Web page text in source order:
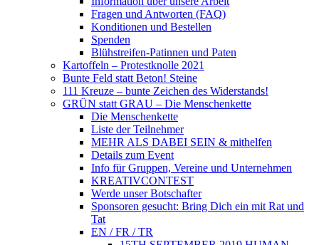
Fragen und Antworten (FAQ)
Konditionen und Bestellen
Spenden
Blühstreifen-Patinnen und Paten
Kartoffeln – Protestknolle 2021
Bunte Feld statt Beton! Steine
111 Kreuze – bunte Zeichen des Widerstands!
GRÜN statt GRAU – Die Menschenkette
Die Menschenkette
Liste der Teilnehmer
MEHR ALS DABEI SEIN & mithelfen
Details zum Event
Info für Gruppen, Vereine und Unternehmen
KREATIVCONTEST
Werde unser Botschafter
Sponsoren gesucht: Bring Dich ein mit Rat und
Tat
EN / FR / TR